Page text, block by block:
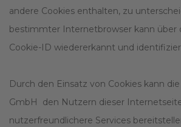
andere Cookies enthalten, zu
bestimmter Internetbrowser kann über
Cookie-ID wiedererkannt und
Durch den Einsatz von Cookies kann
GmbH den Nutzern dieser
nutzerfreundlichere Services